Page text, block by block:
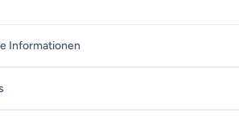
Informationen